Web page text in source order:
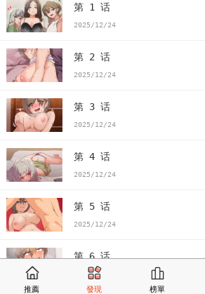
第 1 话
2025/12/24
第 2 话
2025/12/24
第 3 话
2025/12/24
第 4 话
2025/12/24
第 5 话
2025/12/24
第 6 话
2025/12/24
推薦 發現 榜單